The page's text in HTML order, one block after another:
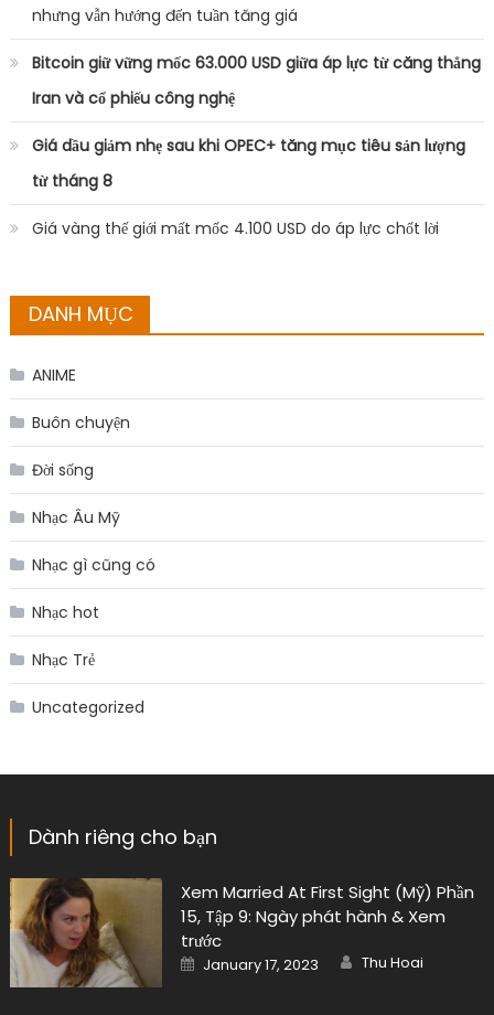
nhưng vẫn hướng đến tuần tăng giá
Bitcoin giữ vững mốc 63.000 USD giữa áp lực từ căng thẳng
Iran và cổ phiếu công nghệ
Giá dầu giảm nhẹ sau khi OPEC+ tăng mục tiêu sản lượng
từ tháng 8
Giá vàng thế giới mất mốc 4.100 USD do áp lực chốt lời
DANH MỤC
ANIME
Buôn chuyện
Đời sống
Nhạc Âu Mỹ
Nhạc gì cũng có
Nhạc hot
Nhạc Trẻ
Uncategorized
Dành riêng cho bạn
Xem Married At First Sight (Mỹ) Phần
15, Tập 9: Ngày phát hành & Xem
trước
Posted
on
January 17, 2023 Author
Thu Hoai